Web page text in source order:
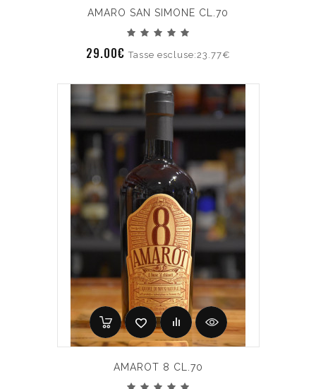
AMARO SAN SIMONE CL.70
29.00€Tasse escluse:23.77€
AMAROT 8 CL.70